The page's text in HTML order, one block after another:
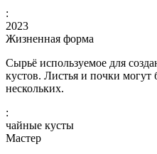
:
2023
Жизненная форма
Сырьё используемое для
кустов. Листья и почки могут
нескольких.
:
чайные кусты
Мастер